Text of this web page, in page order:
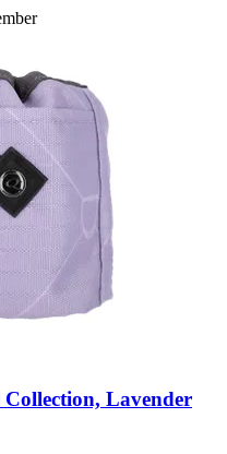
Collection, Lavender